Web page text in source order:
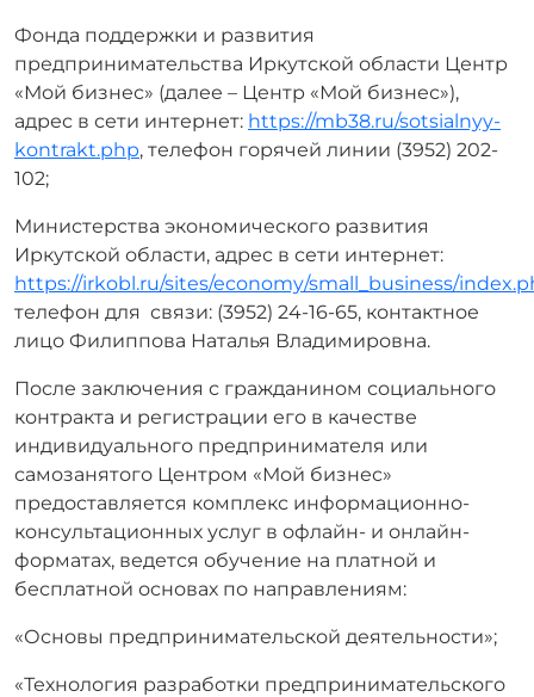
Фонда поддержки и развития
предпринимательства Иркутской области Центр
«Мой бизнес» (далее – Центр «Мой бизнес»),
адрес в сети интернет: https://mb38.ru/sotsialnyy-
kontrakt.php, телефон горячей линии (3952) 202-
102;
Министерства экономического развития
Иркутской области, адрес в сети интернет:
https://irkobl.ru/sites/economy/small_business/
телефон для связи: (3952) 24-16-65, контактное
лицо Филиппова Наталья Владимировна.
После заключения с гражданином социального
контракта и регистрации его в качестве
индивидуального предпринимателя или
самозанятого Центром «Мой бизнес»
предоставляется комплекс информационно-
консультационных услуг в офлайн- и онлайн-
форматах, ведется обучение на платной и
бесплатной основах по направлениям:
«Основы предпринимательской деятельности»;
«Технология разработки предпринимательского